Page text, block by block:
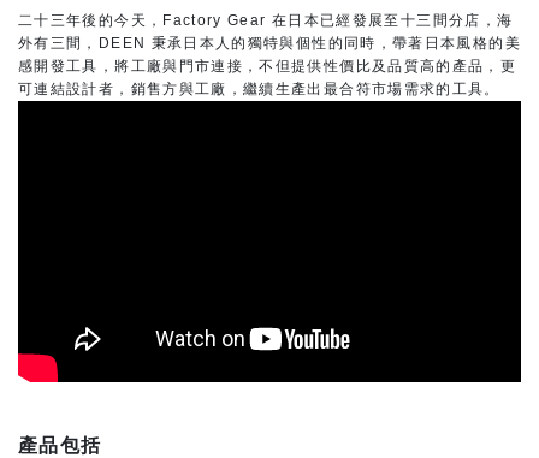
二十三年後的今天，Factory Gear 在日本已經發展至十三間分店，海
外有三間，DEEN 秉承日本人的獨特與個性的同時，帶著日本風格的美
感開發工具，將工廠與門市連接，不但提供性價比及品質高的產品，更
可連結設計者，銷售方與工廠，繼續生產出最合符市場需求的工具。
產品包括